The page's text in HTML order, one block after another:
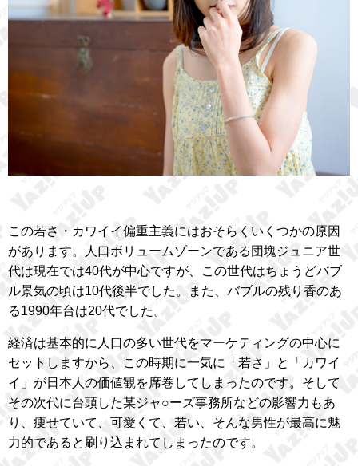
この若さ・カワイイ偏重主義にはおそらくいくつかの原因
があります。人口ボリュームゾーンである団塊ジュニア世
代は現在では40代が中心ですが、この世代はちょうどバブ
ル景気の頃は10代後半でした。また、バブルの残り香のあ
る1990年台は20代でした。
経済は基本的に人口の多い世代をマーケティングの中心に
セットしますから、この時期に一気に「若さ」と「カワイ
イ」が日本人の価値観を席巻してしまったのです。そして
その次代に台頭した某ジャ○ーズ事務所などの影響力もあ
り、痩せていて、可愛くて、若い、そんな男性が最高に魅
力的であると刷り込まれてしまったのです。